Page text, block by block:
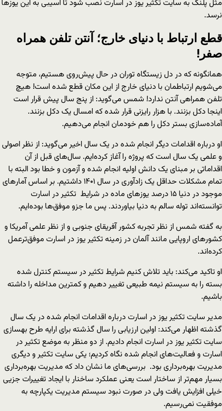
مثل پلنگ به سایت تکثیر یوز در اسارت نصب شود تا آسیبی به این یوزها
نرسد.
قطع ارتباط با دنیای خارج؛ آنتن تلفن همراه
صفر!
همانگونه که در دل زیستگاه توران در حال پیش‌روی هستیم، متوجه
می‌شویم ارتباطمان با دنیای خارج از این مکان قطع شده است! هیچ
تلفن همراهی آنتن ندارد!‌ شمس می‌گوید: از پنج سال پیش قرار است
اینجا دکل بزنند. با هزار رایزنی قرار شده که امسال یک دکل بزنند.
آماده‌سازی بستر دکل را هم خودمان انجام می‌دهیم.
او درباره اقدامات دیگر انجام شده در یک سال اخیر می‌گوید: از نظر اصولی
و علمی یک سال است که پروژه را آغاز کرده‌ایم. سال‌های قبل از آن
اقداماتی بر مبنای یک دانش اولیه انجام شده و آزمون و خطا بود البته با
تمام مشکلات حداقل یک زادآوری در سال ۱۴۰۱ داشتیم. بر اساس آمارهای
موجود در دنیا ۱۵ درصد یوزهای ماده‌ در شرایط تکثیر در اسارت
توانسته‌اند توله سالم به دنیا بیاوردند. پس ما جزو موفق‌ها بوده‌ایم.
به گفته شمس از نظر تجربه کشور آفریقای جنوبی و از نظر علمی آمریکا و
کشورهای اروپایی مانند آلمان در زمینه تکثیر یوز در اسارت موفق‌ترعمل
کرده‌اند.
او تاکید می‌کند: باید تلاش کنیم شرایط تکثیر در سیستم کنترل شده
بسته را به سیستم نیمه طبیعی تغییر دهیم و کمترین مداخله را داشته
باشیم.
مدیر سایت تکثیر یوز در اسارت درباره اقدامات انجام شده در یک سال
گذشته اظهار می‌کند: اولین ارزیابی را سال گذشته برای ارایه طرح بهسازی
سایت تکثیر یوز در اسارت انجام دادیم. از دو منظر به موضع تکثیر در
اسارت و فعالیت‌های انجام شده نگاه کردیم؛ یکی سایت تکثیر و دیگری
مدیریت بهره‌برداری بود. بررسی‌های ما نشان داد که مدیریت بهره‌برداری
بسیار مهم‌تر از ساختار است یعنی عملکرد ساخنار با ایجاد تغییرات جزیی
خیلی افزایش یافت ولی در صورت نبود سیستم مدیریت یکپارچه به
موفقیت نمی‌رسیم.